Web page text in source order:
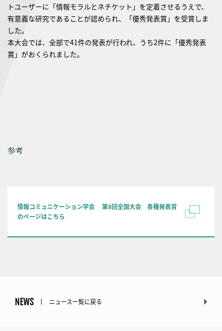
トユーザーに「情報モラルとネチケット」を定着させるうえで、
有意義な研究であることが認められ、「優秀発表賞」を受賞しま
した。
本大会では、全部で41件の発表が行われ、うち2件に「優秀発表
賞」がおくられました。
参考
情報コミュニケーション学会 第8回全国大会 各種発表賞
のページはこちら
NEWS ニュース一覧に戻る